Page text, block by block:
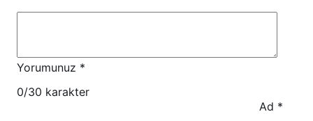
Yorumunuz *
0/30 karakter
Ad *